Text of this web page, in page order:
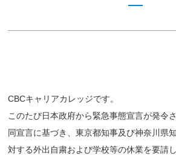
CBCキャリアカレッジです。
このたび日本政府から緊急事態宣言が発令
同宣言に基づき、東京都知事及び神奈川県
対する外出自粛および学校等の休業を要請し